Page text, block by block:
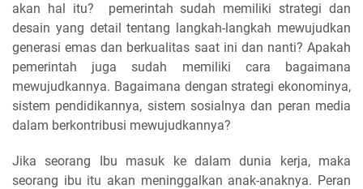
akan hal itu? pemerintah sudah memiliki strategi dan
desain yang detail tentang langkah-langkah mewujudkan
generasi emas dan berkualitas saat ini dan nanti? Apakah
pemerintah juga sudah memiliki cara bagaimana
mewujudkannya. Bagaimana dengan strategi ekonominya,
sistem pendidikannya, sistem sosialnya dan peran media
dalam berkontribusi mewujudkannya?
Jika seorang Ibu masuk ke dalam dunia kerja, maka
seorang ibu itu akan meninggalkan anak-anaknya. Peran